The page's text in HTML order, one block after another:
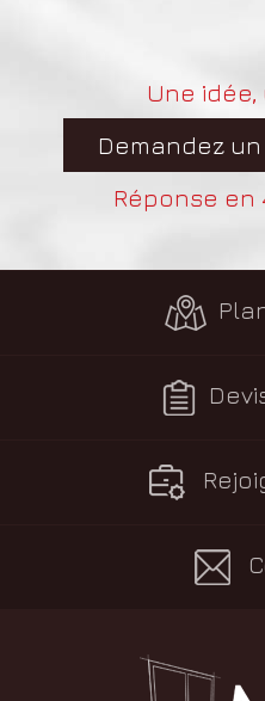
Une
Demandez
Réponse en